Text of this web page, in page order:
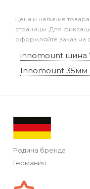
Цена и наличие
страницы. Для
оформляйте заказ на
innomount шина
Innomount 35мм
Родина бренда
Германия